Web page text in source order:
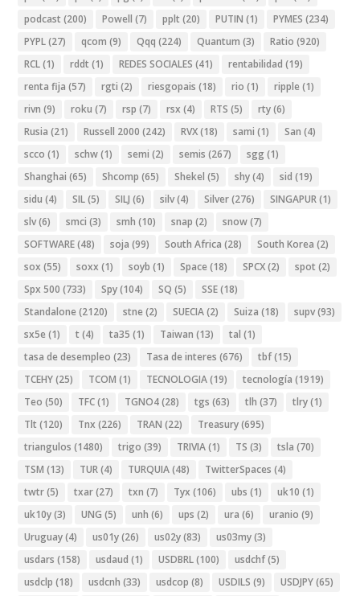
podcast (200) Powell (7) pplt (20) PUTIN (1) PYMES (234)
PYPL(27) qcom (9) Qqq (224) Quantum (3) Ratio (920)
RCL(1) rddt (1) REDES SOCIALES (41) rentabilidad (19)
renta fija (57) rgti (2) riesgopais (18) rio (1) ripple (1)
rivn (9) roku (7) rsp (7) rsx (4) RTS (5) rty(6)
Rusia (21) Russell 2000 (242) RVX(18) sami (1) San (4)
scco (1) schw(1) semi (2) semis (267) sgg (1)
Shanghai (65) Shcomp (65) Shekel (5) shy(4) sid (19)
sidu (4) SIL(5) SILJ (6) silv(4) Silver(276) SINGAPUR(1)
slv(6) smci (3) smh (10) snap (2) snow(7)
SOFTWARE(48) soja (99) South Africa (28) South Korea (2)
sox (55) soxx (1) soyb (1) Space (18) SPCX(2) spot (2)
Spx 500 (733) Spy(104) SQ (5) SSE(18)
Standalone (2120) stne (2) SUECIA(2) Suiza (18) supv(93)
sx5e (1) t (4) ta35 (1) Taiwan (13) tal (1)
tasa de desempleo (23) Tasa de interes (676) tbf(15)
TCEHY(25) TCOM (1) TECNOLOGIA(19) tecnología (1919)
Teo (50) TFC(1) TGNO4(28) tgs (63) tlh (37) tlry(1)
Tlt (120) Tnx (226) TRAN (22) Treasury(695)
triangulos (1480) trigo (39) TRIVIA(1) TS (3) tsla (70)
TSM (13) TUR(4) TURQUIA(48) TwitterSpaces (4)
twtr(5) txar(27) txn (7) Tyx (106) ubs (1) uk10 (1)
uk10y(3) UNG (5) unh (6) ups (2) ura (6) uranio (9)
Uruguay(4) us01y(26) us02y(83) us03my(3)
usdars (158) usdaud (1) USDBRL(100) usdchf(5)
usdclp (18) usdcnh (33) usdcop (8) USDILS (9) USDJPY(65)